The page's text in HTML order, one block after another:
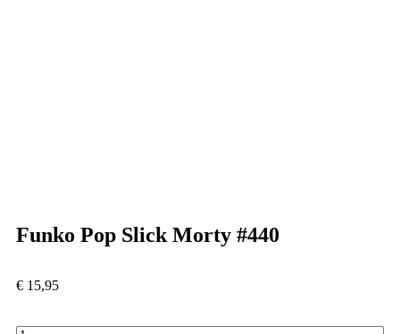
Funko Pop Slick Morty #440
€ 15,95